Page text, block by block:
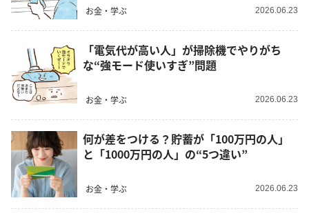
お金・学ぶ 2026.06.23
「電気代が高い人」が掃除機でやりがち
な“強モード使いすぎ”問題
お金・学ぶ 2026.06.23
何が差をつける？貯蓄が「100万円の人」
と「1000万円の人」の“5つ違い”
お金・学ぶ 2026.06.23